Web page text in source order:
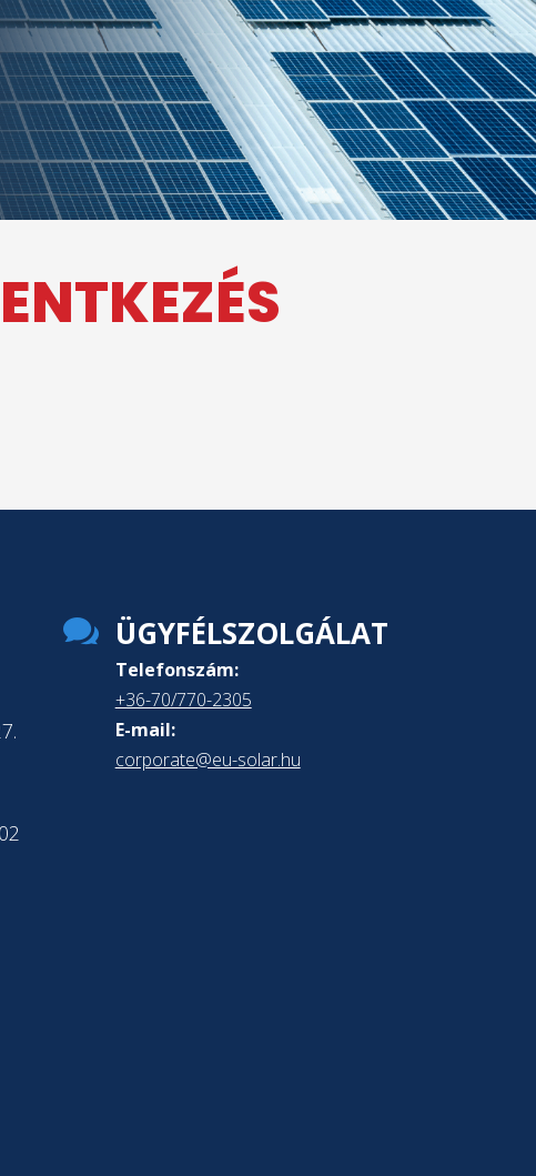
 ÜGYFÉLSZOLGÁLAT
Telefonszám:
+36-70/770-2305
E-mail:
corporate@eu-solar.hu